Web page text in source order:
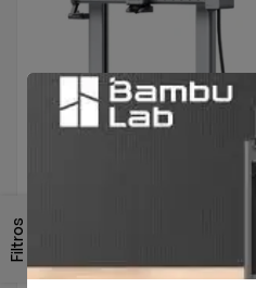
Filtros